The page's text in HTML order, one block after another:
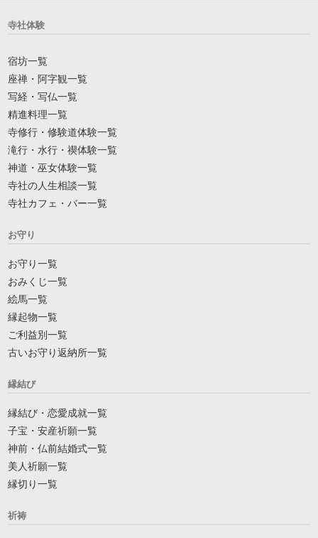
寺社体験
宿坊一覧
座禅・阿字観一覧
写経・写仏一覧
精進料理一覧
寺修行・修験道体験一覧
滝行・水行・禊体験一覧
神道・巫女体験一覧
寺社の人生相談一覧
寺社カフェ・バー一覧
お守り
お守り一覧
おみくじ一覧
絵馬一覧
縁起物一覧
ご利益別一覧
古いお守り返納所一覧
縁結び
縁結び・恋愛成就一覧
子宝・安産祈願一覧
神前・仏前結婚式一覧
美人祈願一覧
縁切り一覧
祈祷